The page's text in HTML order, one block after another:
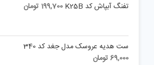
تفنگ آبپاش کد K25B 199,700 تومان
ست هدیه عروسک مدل جغد کد 340
69,000تومان